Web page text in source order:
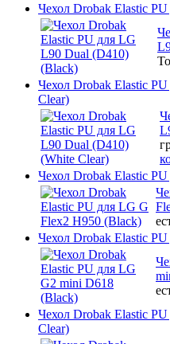
Чехол Drobak Elastic
Чехол Drobak Elastic
Clear)
Чехол Drobak Elastic
Чехол Drobak Elastic
Чехол Drobak Elastic
Clear)